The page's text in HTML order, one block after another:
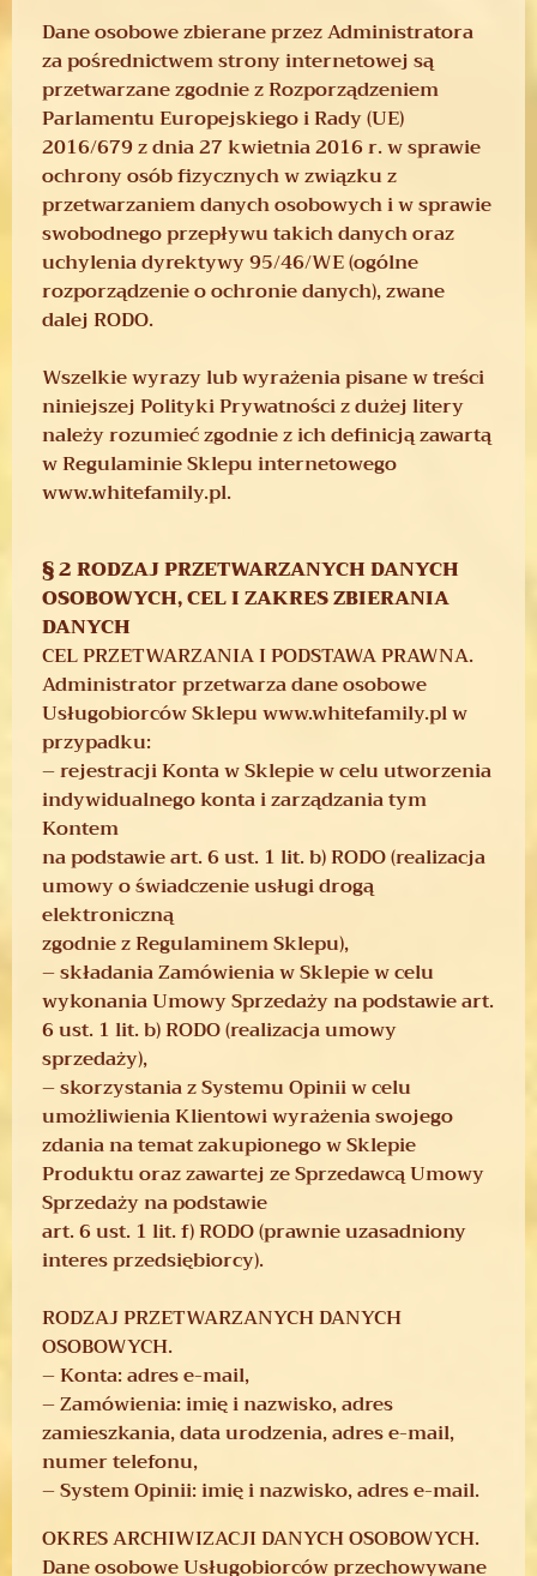
Dane osobowe zbierane przez Administratora
za pośrednictwem strony internetowej są
przetwarzane zgodnie z Rozporządzeniem
Parlamentu Europejskiego i Rady (UE)
2016/679 z dnia 27 kwietnia 2016 r. w sprawie
ochrony osób fizycznych w związku z
przetwarzaniem danych osobowych i w sprawie
swobodnego przepływu takich danych oraz
uchylenia dyrektywy 95/46/WE (ogólne
rozporządzenie o ochronie danych), zwane
dalej RODO.
Wszelkie wyrazy lub wyrażenia pisane w treści
niniejszej Polityki Prywatności z dużej litery
należy rozumieć zgodnie z ich definicją zawartą
w Regulaminie Sklepu internetowego
www.whitefamily.pl.
§ 2 RODZAJ PRZETWARZANYCH DANYCH
OSOBOWYCH, CEL I ZAKRES ZBIERANIA
DANYCH
CEL PRZETWARZANIA I PODSTAWA PRAWNA.
Administrator przetwarza dane osobowe
Usługobiorców Sklepu www.whitefamily.pl w
przypadku:
– rejestracji Konta w Sklepie w celu utworzenia
indywidualnego konta i zarządzania tym
Kontem
na podstawie art. 6 ust. 1 lit. b) RODO (realizacja
umowy o świadczenie usługi drogą
elektroniczną
zgodnie z Regulaminem Sklepu),
– składania Zamówienia w Sklepie w celu
wykonania Umowy Sprzedaży na podstawie art.
6 ust. 1 lit. b) RODO (realizacja umowy
sprzedaży),
– skorzystania z Systemu Opinii w celu
umożliwienia Klientowi wyrażenia swojego
zdania na temat zakupionego w Sklepie
Produktu oraz zawartej ze Sprzedawcą Umowy
Sprzedaży na podstawie
art. 6 ust. 1 lit. f) RODO (prawnie uzasadniony
interes przedsiębiorcy).
RODZAJ PRZETWARZANYCH DANYCH
OSOBOWYCH.
– Konta: adres e-mail,
– Zamówienia: imię i nazwisko, adres
zamieszkania, data urodzenia, adres e-mail,
numer telefonu,
– System Opinii: imię i nazwisko, adres e-mail.
OKRES ARCHIWIZACJI DANYCH OSOBOWYCH.
Dane osobowe Usługobiorców przechowywane